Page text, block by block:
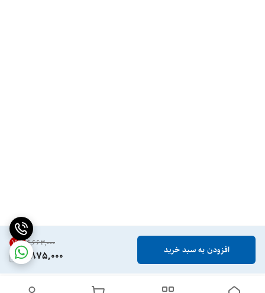
۴٬۶۶۳٬۰۰۰ 16%
3,875,000 افزودن به سبد خرید